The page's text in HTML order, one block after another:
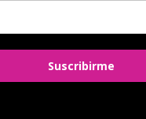
Suscribirme